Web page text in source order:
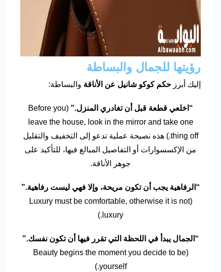
رؤيتها للجمال والبساطة
إليك أبرز حكم كوكو شانيل عن الأناقة والبساطة:
“ اخلعي قطعة قبل أن تغادري المنزل.”
(Before you
leave the house, look in the mirror and take one
thing off.) هذه نصيحة عملية تدعو إلى التخفيف والتقليل
من الإكسسوارات أو التفاصيل المبالغ فيها، للتأكيد على
جوهر الأناقة.
“ الرفاهية يجب أن تكون مريحة، وإلا فهي ليست رفاهية.”
(Luxury must be comfortable, otherwise it is not
luxury.)
“ الجمال يبدأ في اللحظة التي تقرر فيها أن تكون نفسك.”
(Beauty begins the moment you decide to be
yourself.)